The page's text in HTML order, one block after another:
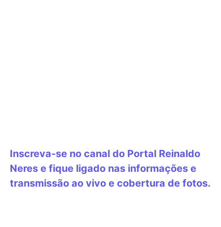
Inscreva-se no canal do Portal Reinaldo
Neres e fique ligado nas informações e
transmissão ao vivo e cobertura de fotos.